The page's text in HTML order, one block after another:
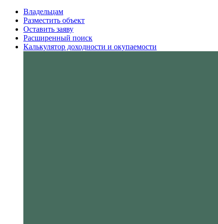
Владельцам
Разместить объект
Оставить заяву
Расширенный поиск
Калькулятор доходности и окупаемости